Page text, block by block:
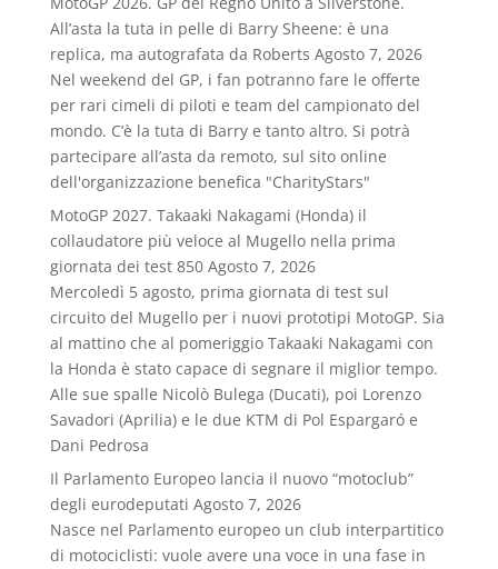
All’asta la tuta in pelle di Barry Sheene: è una
replica, ma autografata da Roberts Agosto 7, 2026
Nel weekend del GP, i fan potranno fare le offerte
per rari cimeli di piloti e team del campionato del
mondo. C’è la tuta di Barry e tanto altro. Si potrà
partecipare all’asta da remoto, sul sito online
dell'organizzazione benefica "CharityStars"
MotoGP 2027. Takaaki Nakagami (Honda) il
collaudatore più veloce al Mugello nella prima
giornata dei test 850 Agosto 7, 2026
Mercoledì 5 agosto, prima giornata di test sul
circuito del Mugello per i nuovi prototipi MotoGP. Sia
al mattino che al pomeriggio Takaaki Nakagami con
la Honda è stato capace di segnare il miglior tempo.
Alle sue spalle Nicolò Bulega (Ducati), poi Lorenzo
Savadori (Aprilia) e le due KTM di Pol Espargaró e
Dani Pedrosa
Il Parlamento Europeo lancia il nuovo “motoclub”
degli eurodeputati Agosto 7, 2026
Nasce nel Parlamento europeo un club interpartitico
di motociclisti: vuole avere una voce in una fase in